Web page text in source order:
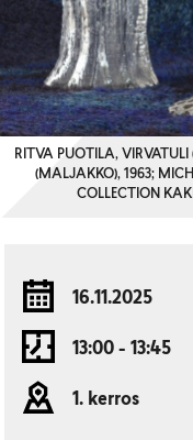
RITVA PUOTILA,
(MALJAKKO), 1963;
COLLECTION
16.11.2025
13:00 - 13:45
1. kerros